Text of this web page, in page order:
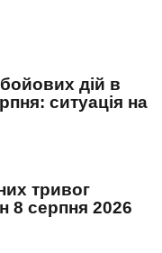
дій в
ситуація на
тривог
8 серпня 2026